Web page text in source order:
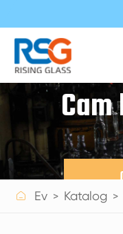
 Ev Katalog